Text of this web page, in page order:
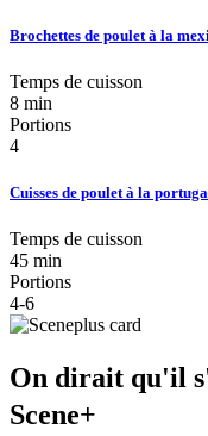
Brochettes de poulet à la
Temps de cuisson
8 min
Portions
4
Cuisses de poulet à la
Temps de cuisson
45 min
Portions
4-6
On dirait qu'il
Scene+